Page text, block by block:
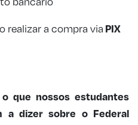
realizar a compra via PIX
que nossos estudantes
a dizer sobre o Federal